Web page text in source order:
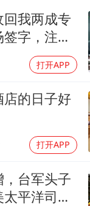
多所幼师院校
习近平心系体
我两成专
字，注销
，全员慌了
打开APP
的日子好
打开APP
台军头子
平洋司令